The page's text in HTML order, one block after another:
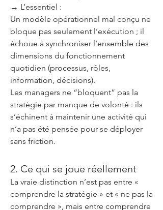
→ L’essentiel :
Un modèle opérationnel mal conçu ne
bloque pas seulement l’exécution ; il
échoue à synchroniser l’ensemble des
dimensions du fonctionnement
quotidien (processus, rôles,
information, décisions).
Les managers ne “bloquent” pas la
stratégie par manque de volonté : ils
s’échinent à maintenir une activité qui
n’a pas été pensée pour se déployer
sans friction.
2. Ce qui se joue réellement
La vraie distinction n’est pas entre «
comprendre la stratégie » et « ne pas la
comprendre », mais entre comprendre